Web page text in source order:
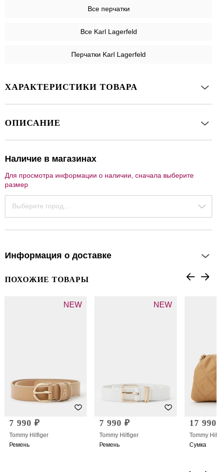
Все перчатки
Все Karl Lagerfeld
Перчатки Karl Lagerfeld
ХАРАКТЕРИСТИКИ ТОВАРА
ОПИСАНИЕ
Наличие в магазинах
Для просмотра информации о наличии, сначала выберите
размер
Выберите город...
Информация о доставке
ПОХОЖИЕ ТОВАРЫ
NEW
7 990 ₽
Tommy Hilfiger
Ремень
NEW
7 990 ₽
Tommy Hilfiger
Ремень
17
Tommy
Сумка